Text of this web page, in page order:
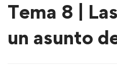
Tema 8 |
un asunto